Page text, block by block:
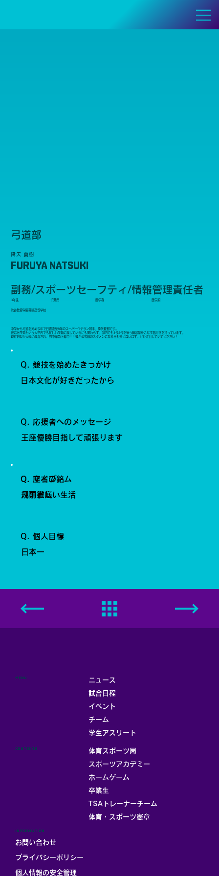
弓道部
降矢 夏樹
FURUYA NATSUKI
副務/スポーツセーフティ/情報管理責任者
3年生 千葉県 医学群 医学類
渋谷教育学園幕張高等学校
Q. 競技を始めたきっかけ
日本文化が好きだったから
凡事徹底
Q. 座右の銘
規則正しい生活
Q. マイブーム
日本一
Q. 個人目標
Q. 応援者へのメッセージ
王座優勝目指して頑張ります
中学から弓道を始め今年で日置流歴8年のスーパーベテラン射手、降矢夏樹です。
彼は医学類という大学内でも忙しい学類に属しているにも関わらず、部内でも1位2位を争う練習量をこなす器用さを持っています。
現在射型が大幅に改善され、的中率急上昇中！！彼が公式戦のスタメンになる日も遠くないはず。ぜひ注目していてください！
ニュース
試合日程
イベント
チーム
学生アスリート
MENU
体育スポーツ局
スポーツアカデミー
ホームゲーム
卒業生
TSAトレーナーチーム
体育・スポーツ憲章
CONTENTS
INFORMATION
お問い合わせ
プライバシーポリシー
個人情報の安全管理